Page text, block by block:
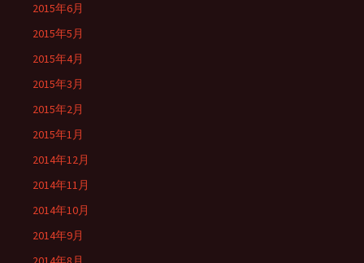
2015年6月
2015年5月
2015年4月
2015年3月
2015年2月
2015年1月
2014年12月
2014年11月
2014年10月
2014年9月